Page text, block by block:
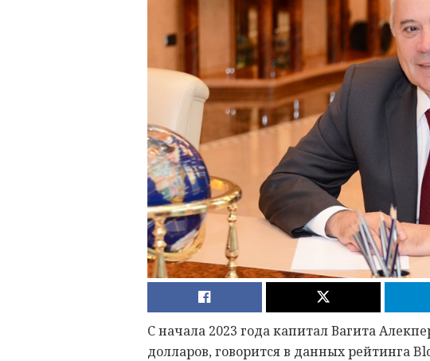
С начала 2023 года капитал Вагита
долларов, говорится в данных рейтинга